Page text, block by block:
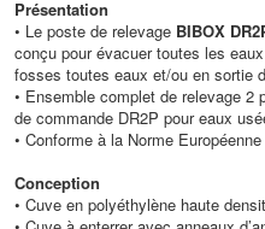
Présentation
• Le poste de relevage BIBOX
conçu pour évacuer toutes les
fosses toutes eaux et/ou en sortie
• Ensemble complet de relevage
de commande DR2P pour eaux
• Conforme à la Norme
Conception
• Cuve en polyéthylène haute